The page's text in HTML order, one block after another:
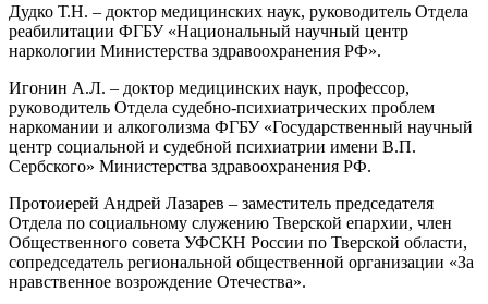
Дудко Т.Н. – доктор медицинских наук, руководитель Отдела
реабилитации ФГБУ «Национальный научный центр
наркологии Министерства здравоохранения РФ».
Игонин А.Л. – доктор медицинских наук, профессор,
руководитель Отдела судебно-психиатрических проблем
наркомании и алкоголизма ФГБУ «Государственный научный
центр социальной и судебной психиатрии имени В.П.
Сербского» Министерства здравоохранения РФ.
Протоиерей Андрей Лазарев – заместитель председателя
Отдела по социальному служению Тверской епархии, член
Общественного совета УФСКН России по Тверской области,
сопредседатель региональной общественной организации «За
нравственное возрождение Отечества».